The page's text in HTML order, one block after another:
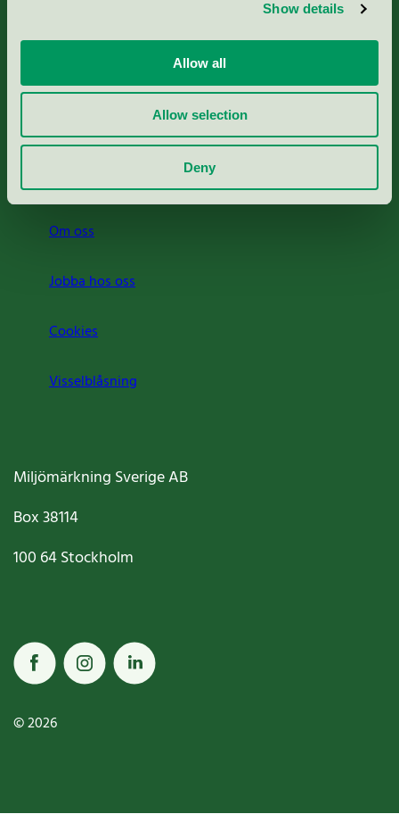
Show details
Allow all
Allow selection
Deny
Svanens husproduktportal-HPP
Rapporter & undersökningar
Om oss
Jobba hos oss
Cookies
Visselblåsning
Miljömärkning Sverige AB
Box38114
100 64Stockholm
© 2026